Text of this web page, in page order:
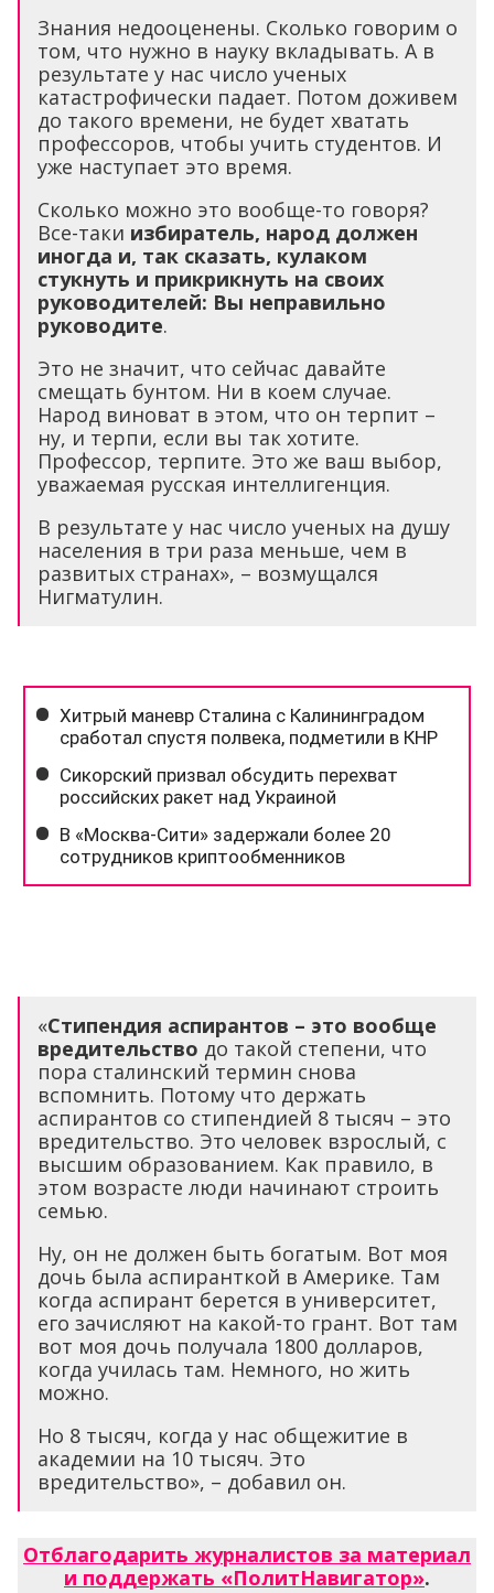
Знания недооценены. Сколько говорим о
том, что нужно в науку вкладывать. А в
результате у нас число ученых
катастрофически падает. Потом доживем
до такого времени, не будет хватать
профессоров, чтобы учить студентов. И
уже наступает это время.
Сколько можно это вообще-то говоря?
Все-таки избиратель, народ должен
иногда и, так сказать, кулаком
стукнуть и прикрикнуть на своих
руководителей: Вы неправильно
руководите.
Это не значит, что сейчас давайте
смещать бунтом. Ни в коем случае.
Народ виноват в этом, что он терпит –
ну, и терпи, если вы так хотите.
Профессор, терпите. Это же ваш выбор,
уважаемая русская интеллигенция.
В результате у нас число ученых на душу
населения в три раза меньше, чем в
развитых странах», – возмущался
Нигматулин.
«Стипендия аспирантов – это вообще
вредительство до такой степени, что
пора сталинский термин снова
вспомнить. Потому что держать
аспирантов со стипендией 8 тысяч – это
вредительство. Это человек взрослый, с
высшим образованием. Как правило, в
этом возрасте люди начинают строить
семью.
Ну, он не должен быть богатым. Вот моя
дочь была аспиранткой в Америке. Там
когда аспирант берется в университет,
его зачисляют на какой-то грант. Вот там
вот моя дочь получала 1800 долларов,
когда училась там. Немного, но жить
можно.
Но 8 тысяч, когда у нас общежитие в
академии на 10 тысяч. Это
вредительство», – добавил он.
Отблагодарить журналистов за материал
и поддержать «ПолитНавигатор».